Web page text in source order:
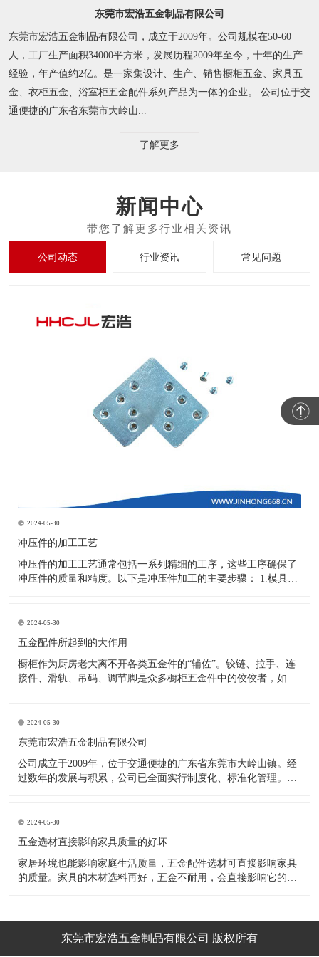
东莞市宏浩五金制品有限公司
东莞市宏浩五金制品有限公司，成立于2009年。公司规模在50-60
人，工厂生产面积34000平方米，发展历程2009年至今，十年的生产
经验，年产值约2亿。是一家集设计、生产、销售橱柜五金、家具五
金、衣柜五金、浴室柜五金配件系列产品为一体的企业。 公司位于交
通便捷的广东省东莞市大岭山...
了解更多
新闻中心
公司动态 行业资讯 常见问题
2024-05-30
冲压件的加工工艺
冲压件的加工工艺通常包括一系列精细的工序，这些工序确保了
冲压件的质量和精度。以下是冲压件加工的主要步骤： 1.模具设
开料与落料：在图纸上标注尺寸后，根据图纸要求选择合适的板
材。然
2024-05-30
五金配件所起到的大作用
橱柜作为厨房老大离不开各类五金件的“辅佐”。铰链、拉手、连
接件、滑轨、吊码、调节脚是众多橱柜五金件中的佼佼者，如果
调节脚，橱柜就像得了“软骨症”，站都站不直……五花八门的橱
柜五金件好
2024-05-30
东莞市宏浩五金制品有限公司
公司成立于2009年，位于交通便捷的广东省东莞市大岭山镇。经
过数年的发展与积累，公司已全面实行制度化、标准化管理。从
的改造创新，设计制造了一系列更加新颖、美观、更具时代潮流
的新
2024-05-30
五金选材直接影响家具质量的好坏
家居环境也能影响家庭生活质量，五金配件选材可直接影响家具
的质量。家具的木材选料再好，五金不耐用，会直接影响它的使
金、铝合金等。不同五金的加工工艺不同：钳工、表面涂覆处
理、焊接、机械加东莞市宏浩五金制品有限公司 版权所有